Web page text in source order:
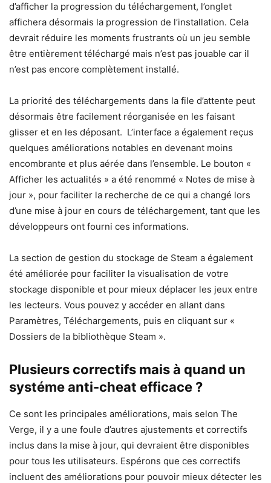
d’afficher la progression du téléchargement, l’onglet
affichera désormais la progression de l’installation. Cela
devrait réduire les moments frustrants où un jeu semble
être entièrement téléchargé mais n’est pas jouable car il
n’est pas encore complètement installé.
La priorité des téléchargements dans la file d’attente peut
désormais être facilement réorganisée en les faisant
glisser et en les déposant. L’interface a également reçus
quelques améliorations notables en devenant moins
encombrante et plus aérée dans l’ensemble. Le bouton «
Afficher les actualités » a été renommé « Notes de mise à
jour », pour faciliter la recherche de ce qui a changé lors
d’une mise à jour en cours de téléchargement, tant que les
développeurs ont fourni ces informations.
La section de gestion du stockage de Steam a également
été améliorée pour faciliter la visualisation de votre
stockage disponible et pour mieux déplacer les jeux entre
les lecteurs. Vous pouvez y accéder en allant dans
Paramètres, Téléchargements, puis en cliquant sur «
Dossiers de la bibliothèque Steam ».
Plusieurs correctifs mais à quand un
systéme anti-cheat efficace ?
Ce sont les principales améliorations, mais selon The
Verge, il y a une foule d’autres ajustements et correctifs
inclus dans la mise à jour, qui devraient être disponibles
pour tous les utilisateurs. Espérons que ces correctifs
incluent des améliorations pour pouvoir mieux détecter les